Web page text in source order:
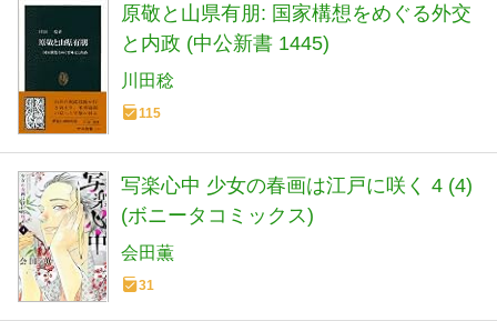
原敬と山県有朋: 国家構想をめぐる外交
と内政 (中公新書 1445)
川田稔
115
写楽心中 少女の春画は江戸に咲く 4 (4)
(ボニータコミックス)
会田薫
31